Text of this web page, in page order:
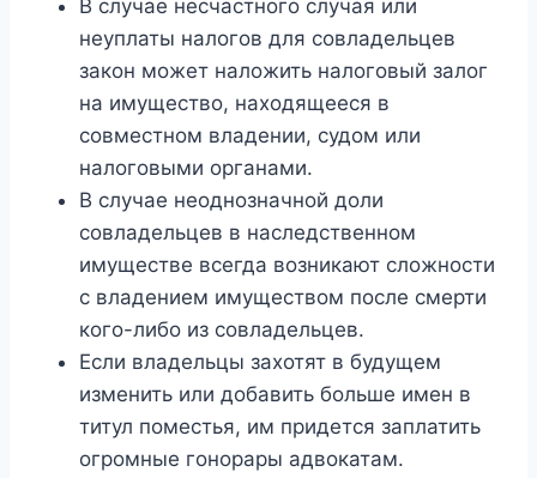
В случае несчастного случая или
неуплаты налогов для совладельцев
закон может наложить налоговый залог
на имущество, находящееся в
совместном владении, судом или
налоговыми органами.
В случае неоднозначной доли
совладельцев в наследственном
имуществе всегда возникают сложности
с владением имуществом после смерти
кого-либо из совладельцев.
Если владельцы захотят в будущем
изменить или добавить больше имен в
титул поместья, им придется заплатить
огромные гонорары адвокатам.